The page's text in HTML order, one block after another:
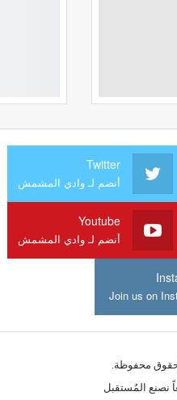
Twitter
أنضم لـ وادي المشمش
Youtube
أنضم لـ وادي المشمش
Join us on
نصنع المُستقبل